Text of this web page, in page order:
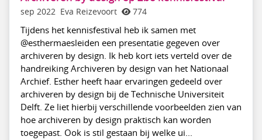
sep 2022 Eva Reizevoort 774
Tijdens het kennisfestival heb ik samen met
@esthermaesleiden een presentatie gegeven over
archiveren by design. Ik heb kort iets verteld over de
handreiking Archiveren by design van het Nationaal
Archief. Esther heeft haar ervaringen gedeeld over
archiveren by design bij de Technische Universiteit
Delft. Ze liet hierbij verschillende voorbeelden zien van
hoe archiveren by design praktisch kan worden
toegepast. Ook is stil gestaan bij welke ui...